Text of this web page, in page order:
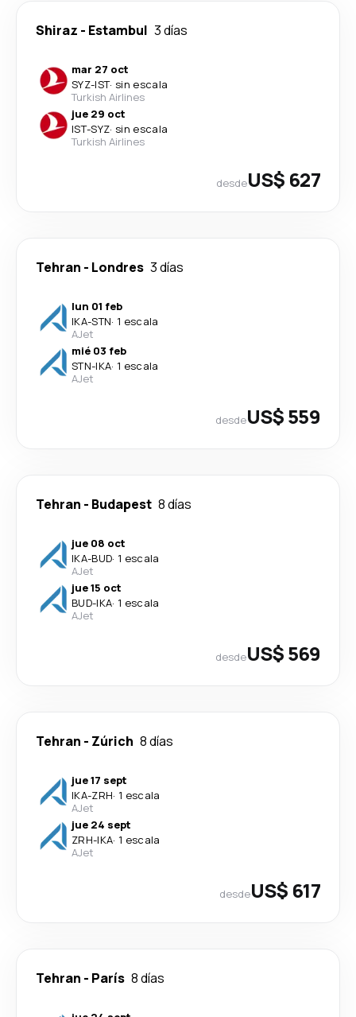
Shiraz - Estambul 3 días
mar 27 oct
SYZ-IST· sin escala
Turkish Airlines
jue 29 oct
IST-SYZ· sin escala
Turkish Airlines
desdeUS$ 627
Tehran - Londres 3 días
lun 01 feb
IKA-STN· 1 escala
AJet
mié 03 feb
STN-IKA· 1 escala
AJet
desdeUS$ 559
Tehran - Budapest 8 días
jue 08 oct
IKA-BUD· 1 escala
AJet
jue 15 oct
BUD-IKA· 1 escala
AJet
desdeUS$ 569
Tehran - Zúrich 8 días
jue 17 sept
IKA-ZRH· 1 escala
AJet
jue 24 sept
ZRH-IKA· 1 escala
AJet
desdeUS$ 617
Tehran - París 8 días